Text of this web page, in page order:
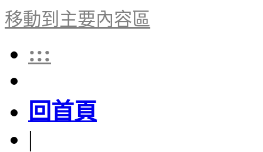
移動到主要內容區
:::
回首頁
|